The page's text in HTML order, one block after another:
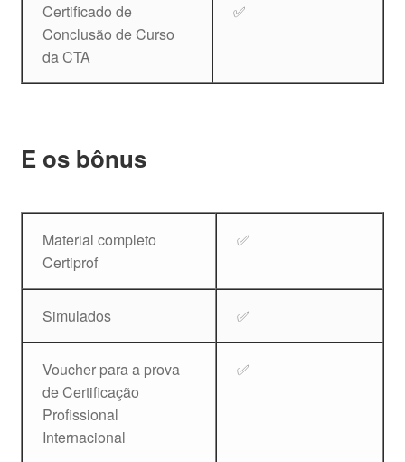
Certificado de
Conclusão de Curso
da CTA
✅
E os bônus
Material completo
Certiprof
✅
Simulados ✅
Voucher para a prova
de Certificação
Profissional
Internacional
✅